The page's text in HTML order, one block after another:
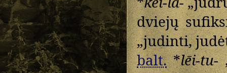
dviejų
„judinti,
balt.*lēi-tu-